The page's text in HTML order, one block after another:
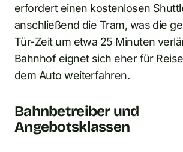
erfordert einen kostenlosen
anschließend die Tram, was die
Tür-Zeit um etwa 25 Minuten
Bahnhof eignet sich eher für
dem Auto weiterfahren.
Bahnbetreiber und
Angebotsklassen